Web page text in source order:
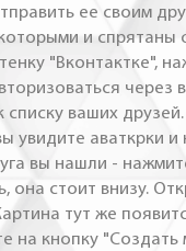
ее своим
и спрятаны
"Вконтактке",
через
ваших
увидите аваткрки
вы нашли -
стоит внизу.
тут же
на кнопку "Создать